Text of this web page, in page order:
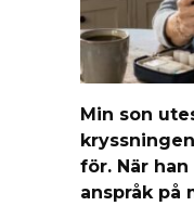
Min son
för. När
anspråk på